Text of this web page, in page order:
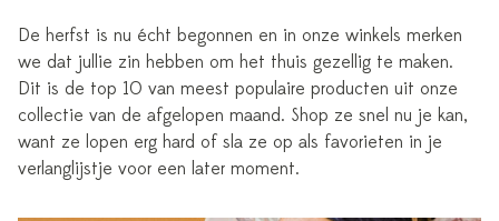
De herfst is nu écht begonnen en in onze winkels merken
we dat jullie zin hebben om het thuis gezellig te maken.
Dit is de top 10 van meest populaire producten uit onze
collectie van de afgelopen maand. Shop ze snel nu je kan,
want ze lopen erg hard of sla ze op als favorieten in je
verlanglijstje voor een later moment.